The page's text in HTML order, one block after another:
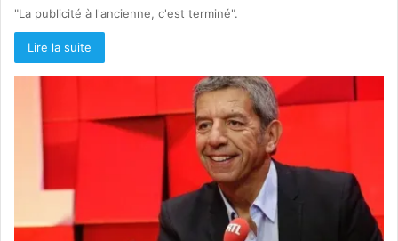
"La publicité à l'ancienne, c'est terminé".
Lire la suite